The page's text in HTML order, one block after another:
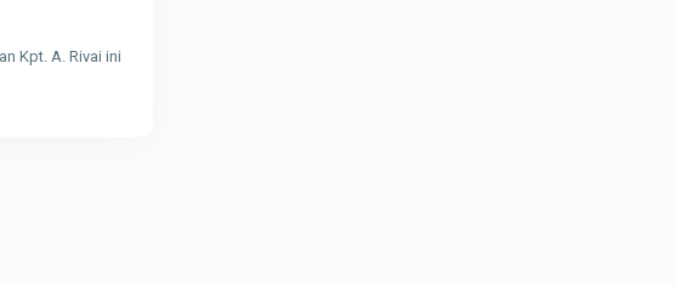
Kpt. A. Rivai ini